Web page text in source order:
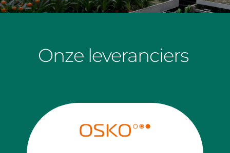
Onze leveranciers